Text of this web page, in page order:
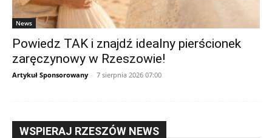
News
Powiedz TAK i znajdź idealny pierścionek
zaręczynowy w Rzeszowie!
Artykuł Sponsorowany - 7 sierpnia 2026 07:00
WSPIERAJ RZESZÓW NEWS